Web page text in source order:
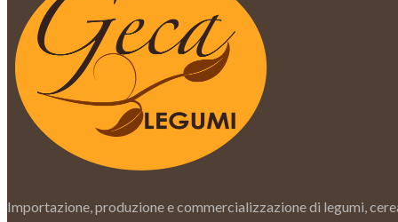
Importazione, produzione e commercializzazione di legumi,